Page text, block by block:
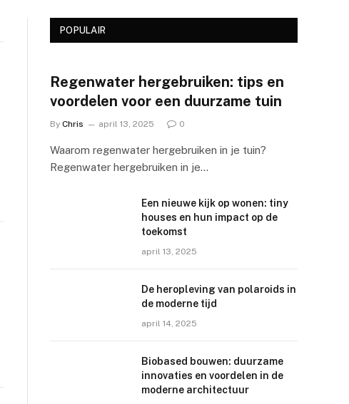
POPULAIR
Regenwater hergebruiken: tips en
voordelen voor een duurzame tuin
By Chris april 13, 2025 0
Waarom regenwater hergebruiken in je tuin?
Regenwater hergebruiken in je…
Een nieuwe kijk op wonen: tiny
houses en hun impact op de
toekomst
april 13, 2025
De heropleving van polaroids in
de moderne tijd
april 14, 2025
Biobased bouwen: duurzame
innovaties en voordelen in de
moderne architectuur